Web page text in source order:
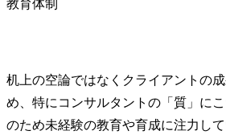
教育体制
机上の空論ではなくクライアントの
め、特にコンサルタントの「質」に
のため未経験の教育や育成に注力し